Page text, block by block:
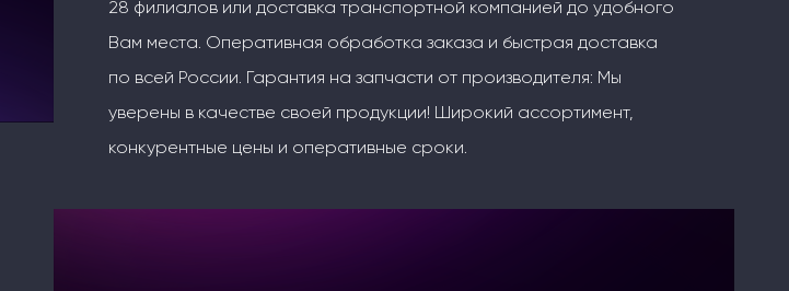
28 филиалов или доставка транспортной компанией до удобного
Вам места. Оперативная обработка заказа и быстрая доставка
по всей России. Гарантия на запчасти от производителя: Мы
уверены в качестве своей продукции! Широкий ассортимент,
конкурентные цены и оперативные сроки.